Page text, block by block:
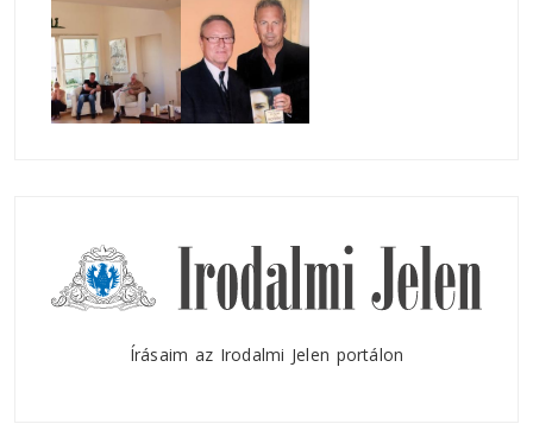
Írásaim az Irodalmi Jelen portálon